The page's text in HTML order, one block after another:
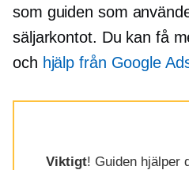
som guiden som
säljarkontot. Du kan få
och hjälp från Google
Viktigt! Guiden hjälper